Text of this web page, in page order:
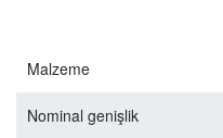
Malzeme
Nominal genişlik